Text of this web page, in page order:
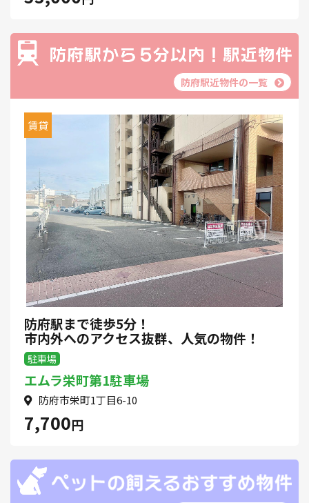
防府駅近物件の一覧
賃貸
防府駅まで徒歩5分！
市内外へのアクセス抜群、人気の物件！
駐車場
エムラ栄町第1駐車場
防府市栄町1丁目6-10
7,700円